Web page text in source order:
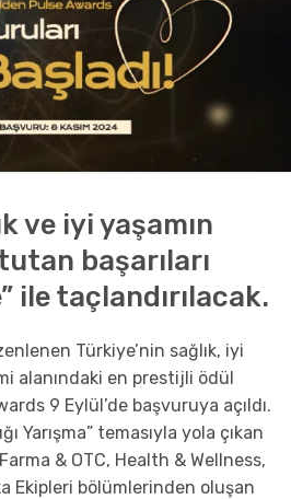
ve iyi yaşamın
başarıları
ile taçlandırılacak.
Türkiye’nin sağlık, iyi
alanındaki en prestijli ödül
9 Eylül’de başvuruya açıldı.
Yarışma” temasıyla yola çıkan
& OTC, Health & Wellness,
Ekipleri bölümlerinden oluşan